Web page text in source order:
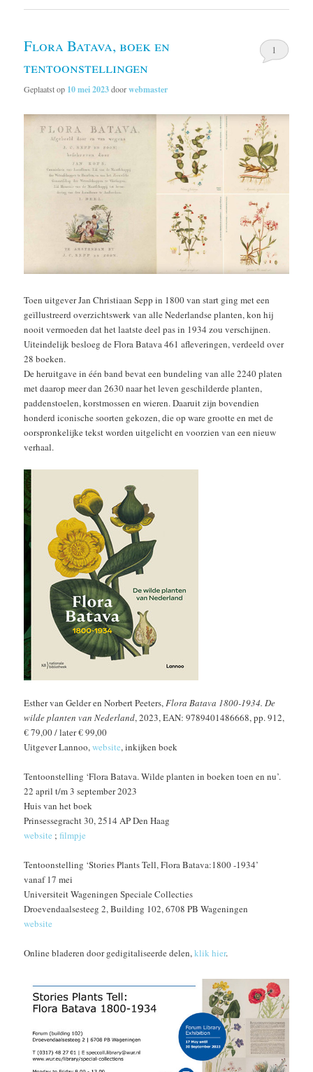
Flora Batava, boek en
tentoonstellingen
Geplaatst op 10 mei 2023doorwebmaster
1
Toen uitgever Jan Christiaan Sepp in 1800 van start ging met een
geïllustreerd overzichtswerk van alle Nederlandse planten, kon hij
nooit vermoeden dat het laatste deel pas in 1934 zou verschijnen.
Uiteindelijk besloeg de Flora Batava 461 afleveringen, verdeeld over
28 boeken.
De heruitgave in één band bevat een bundeling van alle 2240 platen
met daarop meer dan 2630 naar het leven geschilderde planten,
paddenstoelen, korstmossen en wieren. Daaruit zijn bovendien
honderd iconische soorten gekozen, die op ware grootte en met de
oorspronkelijke tekst worden uitgelicht en voorzien van een nieuw
verhaal.
Esther van Gelder en Norbert Peeters, Flora Batava 1800-1934. De
wilde planten van Nederland, 2023, EAN: 9789401486668, pp. 912,
€ 79,00 / later € 99,00
Uitgever Lannoo,website, inkijken boek
Tentoonstelling ‘Flora Batava. Wilde planten in boeken toen en nu’.
22 april t/m 3 september 2023
Huis van het boek
Prinsessegracht 30, 2514 AP Den Haag
website ;filmpje
Tentoonstelling ‘Stories Plants Tell, Flora Batava:1800 -1934’
vanaf 17 mei
Universiteit Wageningen Speciale Collecties
Droevendaalsesteeg 2, Building 102, 6708 PB Wageningen
website
Online bladeren door gedigitaliseerde delen,klik hier.